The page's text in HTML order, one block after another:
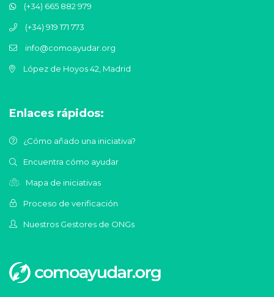
(+34) 665 882 979
(+34) 919 171 773
info@comoayudar.org
López de Hoyos 42, Madrid
Enlaces rápidos:
¿Cómo añado una iniciativa?
Encuentra cómo ayudar
Mapa de iniciativas
Proceso de verificación
Nuestros Gestores de ONGs